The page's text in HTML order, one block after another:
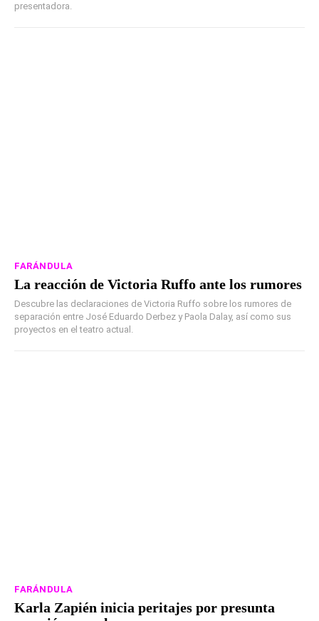
presentadora.
FARÁNDULA
La reacción de Victoria Ruffo ante los rumores
Descubre las declaraciones de Victoria Ruffo sobre los rumores de
separación entre José Eduardo Derbez y Paola Dalay, así como sus
proyectos en el teatro actual.
FARÁNDULA
Karla Zapién inicia peritajes por presunta